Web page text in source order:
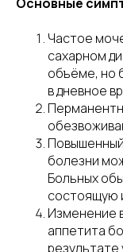
Частое
сахарном
объёме, но
в дневное
болезни
Больных
состоящую
Изменение
аппетита